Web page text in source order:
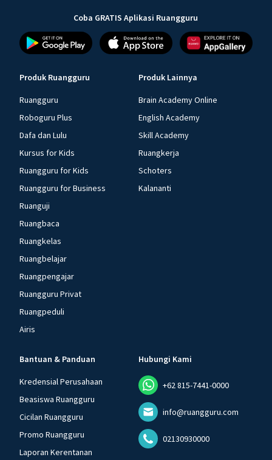
Coba GRATIS Aplikasi Ruangguru
Produk Ruangguru
Ruangguru
Roboguru Plus
Dafa dan Lulu
Kursus for Kids
Ruangguru for Kids
Ruangguru for Business
Ruanguji
Ruangbaca
Ruangkelas
Ruangbelajar
Ruangpengajar
Ruangguru Privat
Ruangpeduli
Airis
Produk Lainnya
Brain Academy Online
English Academy
Skill Academy
Ruangkerja
Schoters
Kalananti
Bantuan & Panduan
Kredensial Perusahaan
Beasiswa Ruangguru
Cicilan Ruangguru
Promo Ruangguru
Laporan Kerentanan
Hubungi Kami
+62 815-7441-0000
info@ruangguru.com
02130930000